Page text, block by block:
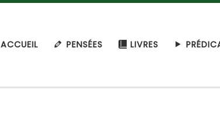
ACCUEIL PENSÉES LIVRES